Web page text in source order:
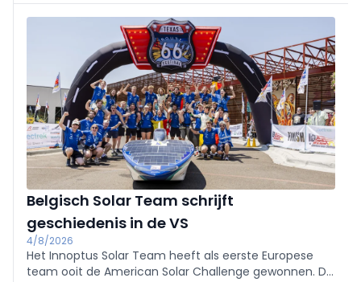
lanceert de hybride en plug-inhybride SUV's uit de
Belgisch Solar Team schrijft
geschiedenis in de VS
4/8/2026
Het Innoptus Solar Team heeft als eerste Europese
team ooit de American Solar Challenge gewonnen. De